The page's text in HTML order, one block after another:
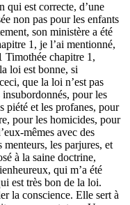
qui est correcte, d’une
non pas pour les enfants
son ministère a été
1, je l’ai mentionné,
Timothée chapitre 1,
loi est bonne, si
que la loi n’est pas
pour les
piété et les profanes, pour
pour les homicides, pour
mêmes avec des
les parjures, et
à la saine doctrine,
qui m’a été
est très bon de la loi.
la conscience. Elle sert à